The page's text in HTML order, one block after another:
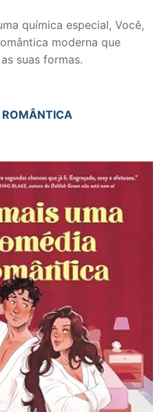
química especial, Você,
moderna que
suas formas.